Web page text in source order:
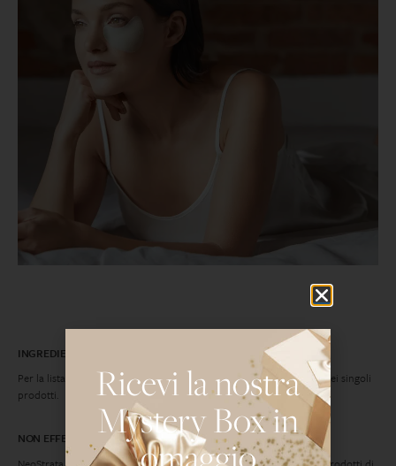
INGREDIENTI
Per la lista completa degli ingredienti; fare riferimento alle schede dei singoli
prodotti.
NON EFFETTUIAMO TEST SUGLI ANIMALI
Ricevi la nostra
Mystery Box in
omaggio